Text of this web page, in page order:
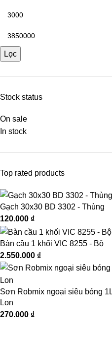
Lọc
Stock status
On sale
In stock
Top rated products
Gạch 30x30 BD 3302 - Thùng
120.000 ₫
Bàn cầu 1 khối VIC 8255 - Bộ
2.550.000 ₫
Sơn Robmix ngoại siêu bóng
Lon
270.000 ₫